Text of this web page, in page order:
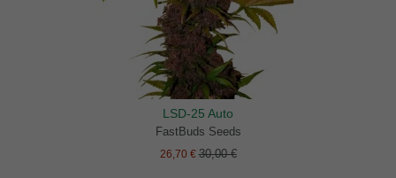
LSD-25 Auto
FastBuds Seeds
26,70 €30,00 €